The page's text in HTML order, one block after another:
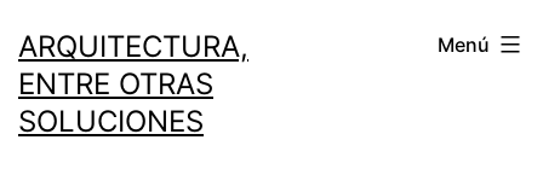
contenido
ARQUITECTURA,
ENTRE OTRAS
SOLUCIONES
Menú